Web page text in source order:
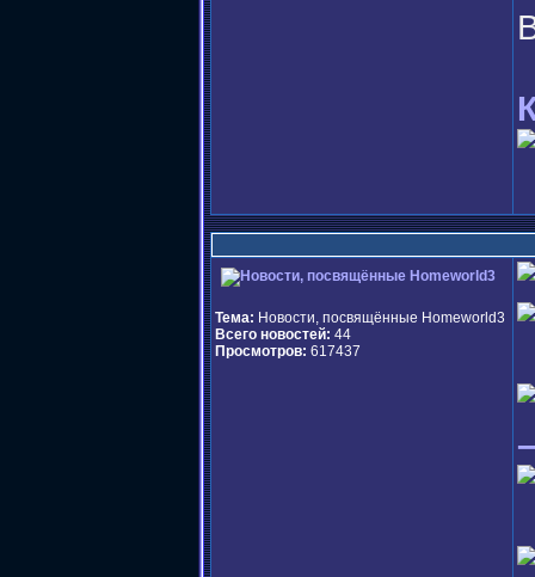
Тема: Новости, посвящённые Homeworld3
Всего новостей: 44
Просмотров: 617437